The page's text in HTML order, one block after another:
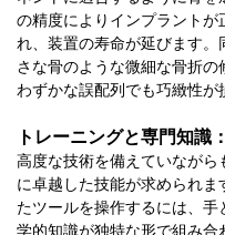
の精度によりインプラントが
れ、装置の寿命が延びます
さな骨のような微細な骨折の
わずかな誤配列でも巧緻性が
トレーニングと専門知識
高度な技術を備えていなが
に卓越した技能が求められま
たツールを操作するには、手
学的知識が独特な形で組み合